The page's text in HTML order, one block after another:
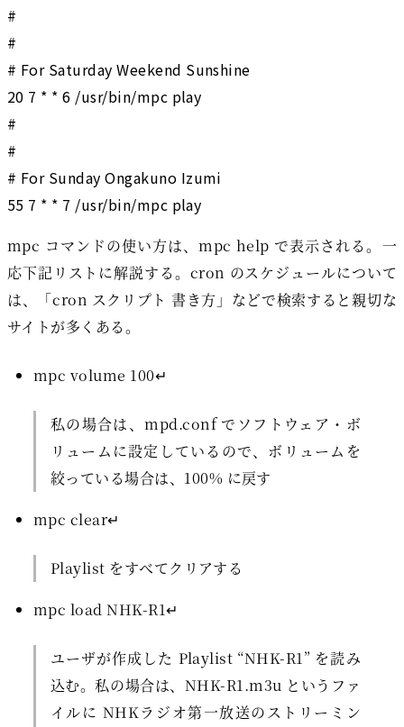
#
#
# For Saturday Weekend Sunshine
20 7 * * 6 /usr/bin/mpc play
#
#
# For Sunday Ongakuno Izumi
mpc コマンドの使い方は、mpc help で表示される。一
応下記リストに解説する。cron のスケジュールについて
は、「cron スクリプト 書き方」などで検索すると親切な
サイトが多くある。
mpc volume 100↵
私の場合は、mpd.conf でソフトウェア・ボ
リュームに設定しているので、ボリュームを
絞っている場合は、100% に戻す
mpc clear↵
Playlist をすべてクリアする
mpc load NHK-R1↵
ユーザが作成した Playlist “NHK-R1” を読み
込む。私の場合は、NHK-R1.m3u というファ
イルに NHKラジオ第一放送のストリーミン